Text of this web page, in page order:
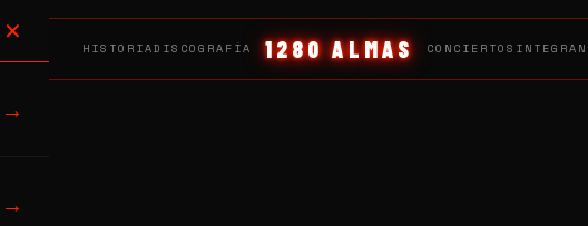
HISTORIADISCOGRAFÍA 1280 ALMAS CONCIERTOS
✕
→
→